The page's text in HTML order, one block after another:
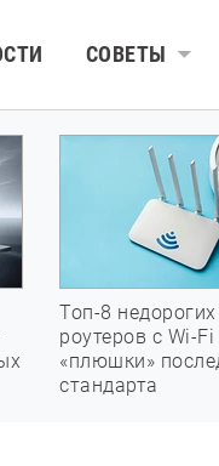
СОВЕТЫ
Топ-8 недорогих
роутеров с Wi-Fi
«плюшки»
стандарта